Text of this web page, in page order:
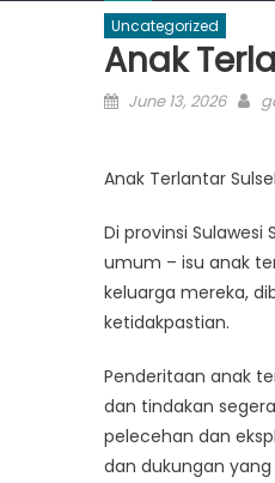
Uncategorized
Anak
Posted
June 13, 2026
Anak Terlantar
Di provinsi
umum – isu anak
keluarga mereka,
ketidakpastian.
Penderitaan anak
dan tindakan
pelecehan dan
dan dukungan